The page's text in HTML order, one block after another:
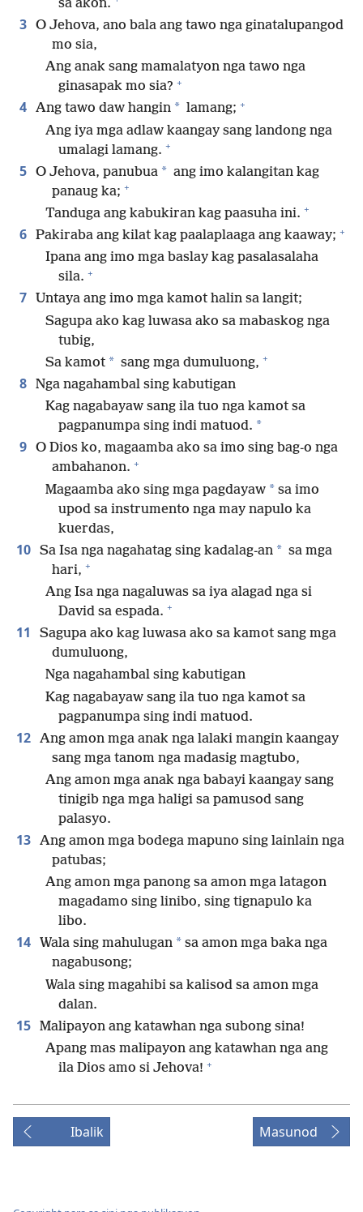
sa akon.
3 O Jehova, ano bala ang tawo nga ginatalupangod
mo sia,
Ang anak sang mamalatyon nga tawo nga
ginasapak mo sia? +
4 Ang tawo daw hangin * lamang; +
Ang iya mga adlaw kaangay sang landong nga
umalagi lamang. +
5 O Jehova, panubua * ang imo kalangitan kag
panaug ka; +
Tanduga ang kabukiran kag paasuha ini. +
6 Pakiraba ang kilat kag paalaplaaga ang kaaway; +
Ipana ang imo mga baslay kag pasalasalaha
sila. +
7
Untaya ang imo mga kamot halin sa langit;
Sagupa ako kag luwasa ako sa mabaskog nga
tubig,
Sa kamot * sang mga dumuluong, +
8 Nga nagahambal sing kabutigan
Kag nagabayaw sang ila tuo nga kamot sa
pagpanumpa sing indi matuod. *
9 O Dios ko, magaamba ako sa imo sing bag-o nga
ambahanon. +
Magaamba ako sing mga pagdayaw * sa imo
upod sa instrumento nga may napulo ka
kuerdas,
10 Sa Isa nga nagahatag sing kadalag-an * sa mga
hari, +
Ang Isa nga nagaluwas sa iya alagad nga si
David sa espada. +
11
Sagupa ako kag luwasa ako sa kamot sang mga
dumuluong,
Nga nagahambal sing kabutigan
Kag nagabayaw sang ila tuo nga kamot sa
pagpanumpa sing indi matuod.
12 Ang amon mga anak nga lalaki mangin kaangay
sang mga tanom nga madasig magtubo,
Ang amon mga anak nga babayi kaangay sang
tinigib nga mga haligi sa pamusod sang
palasyo.
13 Ang amon mga bodega mapuno sing lainlain nga
patubas;
Ang amon mga panong sa amon mga latagon
magadamo sing linibo, sing tignapulo ka
libo.
14 Wala sing mahulugan * sa amon mga baka nga
nagabusong;
Wala sing magahibi sa kalisod sa amon mga
dalan.
15 Malipayon ang katawhan nga subong sina!
Apang mas malipayon ang katawhan nga ang
ila Dios amo si Jehova! +
Ibalik Masunod